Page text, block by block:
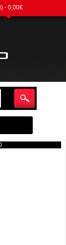
- 0,00€